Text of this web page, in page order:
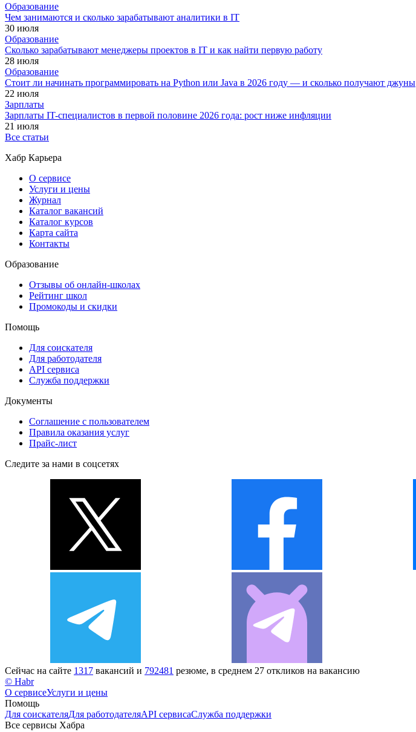
Образование
Чем занимаются и сколько зарабатывают аналитики в IT
30 июля
Образование
Сколько зарабатывают менеджеры проектов в IT и как найти первую работу
28 июля
Образование
Стоит ли начинать программировать на Python или Java в 2026 году — и сколько получают джуны
22 июля
Зарплаты
Зарплаты IT-специалистов в первой половине 2026 года: рост ниже инфляции
21 июля
Все статьи
Хабр Карьера
О сервисе
Услуги и цены
Журнал
Каталог вакансий
Каталог курсов
Карта сайта
Контакты
Образование
Отзывы об онлайн-школах
Рейтинг школ
Промокоды и скидки
Помощь
Для соискателя
Для работодателя
API сервиса
Служба поддержки
Документы
Соглашение с пользователем
Правила оказания услуг
Прайс-лист
Следите за нами в соцсетях
Сейчас на сайте 1317 вакансий и 792481 резюме, в среднем 27 откликов на вакансию
© Habr
О сервисеУслуги и цены
Помощь
Для соискателяДля работодателяAPI сервисаСлужба поддержки
Все сервисы Хабра